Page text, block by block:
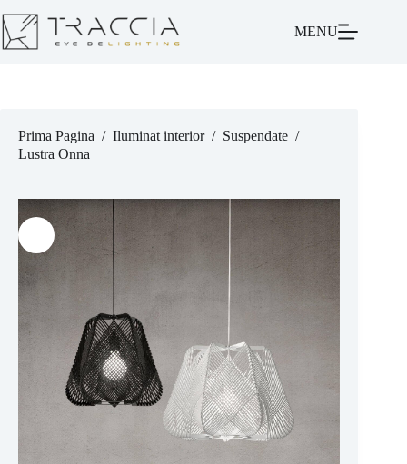
MENU
Prima Pagina / Iluminat interior / Suspendate /
Lustra Onna